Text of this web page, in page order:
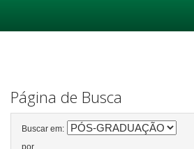
Página de Busca
Buscar em:
por